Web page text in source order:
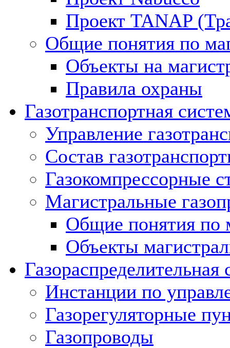
Проект TANAP
Общие понятия по
Объекты на
Правила охраны
Газотранспортная
Управление
Состав
Газокомпрессорные
Магистральные
Общие понятия по
Объекты
Газораспределительная
Инстанции по
Газорегуляторные
Газопроводы